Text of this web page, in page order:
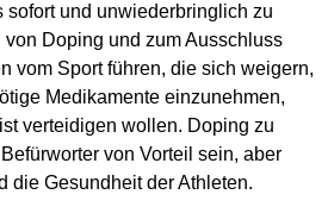
sofort und unwiederbringlich zu
Doping und zum Ausschluss
vom Sport führen, die sich weigern,
Medikamente einzunehmen,
verteidigen wollen. Doping zu
von Vorteil sein, aber
die Gesundheit der Athleten.